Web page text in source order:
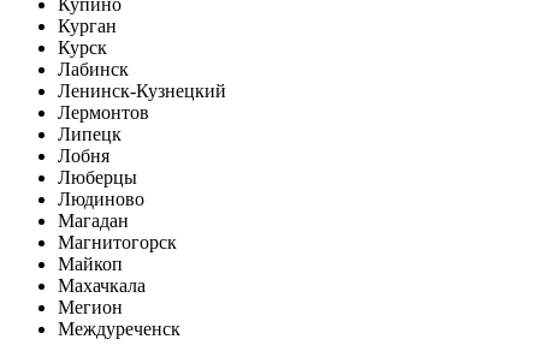
Курган
Курск
Лабинск
Ленинск-Кузнецкий
Лермонтов
Липецк
Лобня
Люберцы
Людиново
Магадан
Магнитогорск
Майкоп
Махачкала
Мегион
Междуреченск